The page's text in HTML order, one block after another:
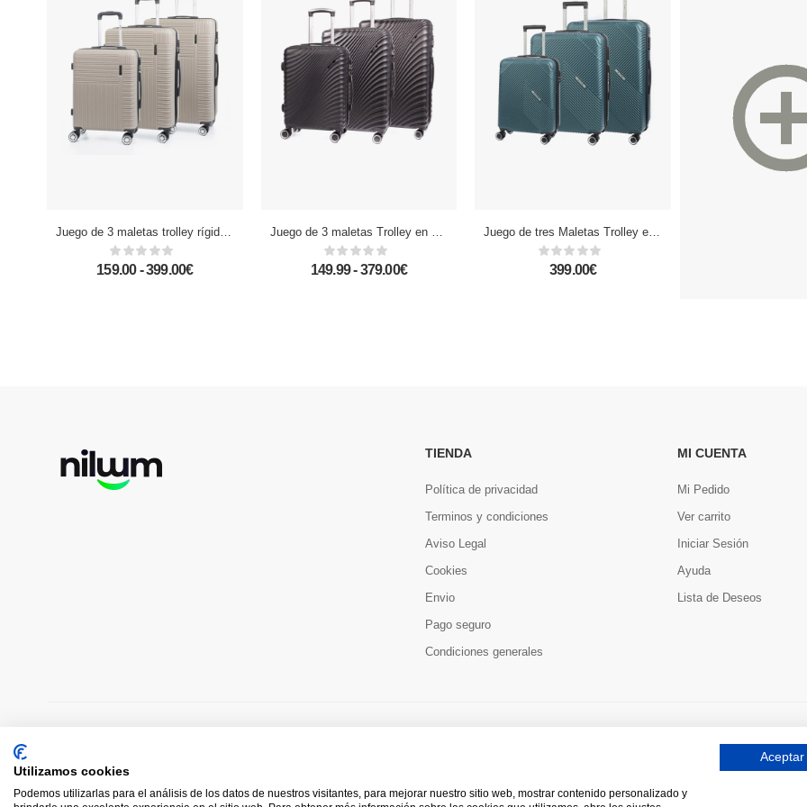
Juego de 3 maletas trolley rígidas ultraligeras, de ABS de alta resistencia. Cerradura numérica, 4 ruedas dobles giratorias 360°.
159.00 - 399.00€
Juego de 3 maletas Trolley en material ligero de ABS de alta resistencia. Cerradura numérica, 4 ruedas dobles giratorias 360°.
149.99 - 379.00€
Juego de tres Maletas Trolley extensible, en material ligero ABS de alta resistencia. Cerradura numérica, 4 ruedas dobles giratorias 360°.
399.00€
TIENDA
Política de privacidad
Terminos y condiciones
Aviso Legal
Cookies
Envio
Pago seguro
Condiciones generales
MI CUENTA
Mi Pedido
Ver carrito
Iniciar Sesión
Ayuda
Lista de Deseos
Utilizamos cookies
Podemos utilizarlas para el análisis de los datos de nuestros visitantes, para mejorar nuestro sitio web, mostrar contenido personalizado y
Aceptar